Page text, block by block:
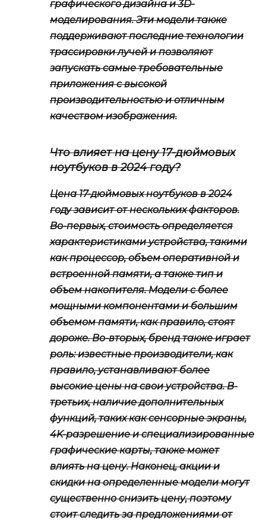
графического дизайна и 3D-
моделирования. Эти модели также
поддерживают последние технологии
трассировки лучей и позволяют
запускать самые требовательные
приложения с высокой
производительностью и отличным
качеством изображения.
Что влияет на цену 17-дюймовых
ноутбуков в 2024 году?
Цена 17-дюймовых ноутбуков в 2024
году зависит от нескольких факторов.
Во-первых, стоимость определяется
характеристиками устройства, такими
как процессор, объем оперативной и
встроенной памяти, а также тип и
объем накопителя. Модели с более
мощными компонентами и большим
объемом памяти, как правило, стоят
дороже. Во-вторых, бренд также играет
роль: известные производители, как
правило, устанавливают более
высокие цены на свои устройства. В-
третьих, наличие дополнительных
функций, таких как сенсорные экраны,
4K-разрешение и специализированные
графические карты, также может
влиять на цену. Наконец, акции и
скидки на определенные модели могут
существенно снизить цену, поэтому
стоит следить за предложениями от